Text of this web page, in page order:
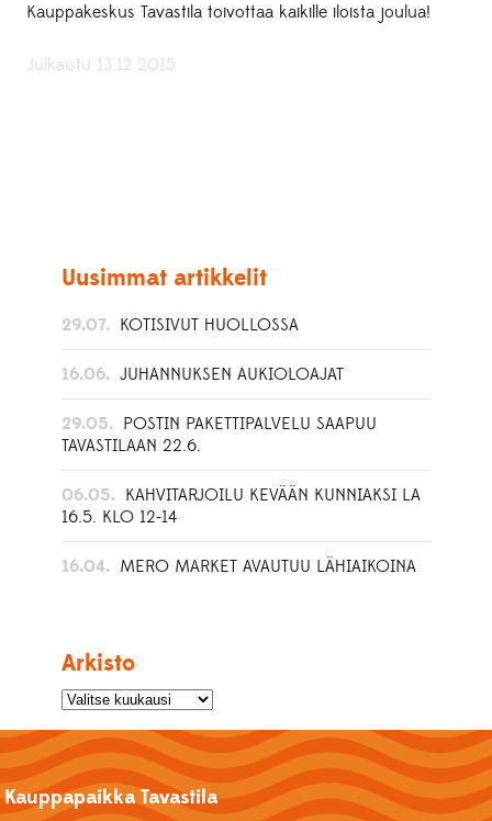
Kauppakeskus Tavastila toivottaa kaikille iloista joulua!
Julkaistu 13.12.2015
Uusimmat artikkelit
29.07. KOTISIVUT HUOLLOSSA
16.06. JUHANNUKSEN AUKIOLOAJAT
29.05. POSTIN PAKETTIPALVELU SAAPUU
TAVASTILAAN 22.6.
06.05. KAHVITARJOILU KEVÄÄN KUNNIAKSI LA
16.5. KLO 12-14
16.04. MERO MARKET AVAUTUU LÄHIAIKOINA
Arkisto
Kauppapaikka Tavastila